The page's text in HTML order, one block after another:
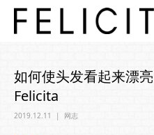
如何使头发看起来漂
Felicita
2019.12.11 网志